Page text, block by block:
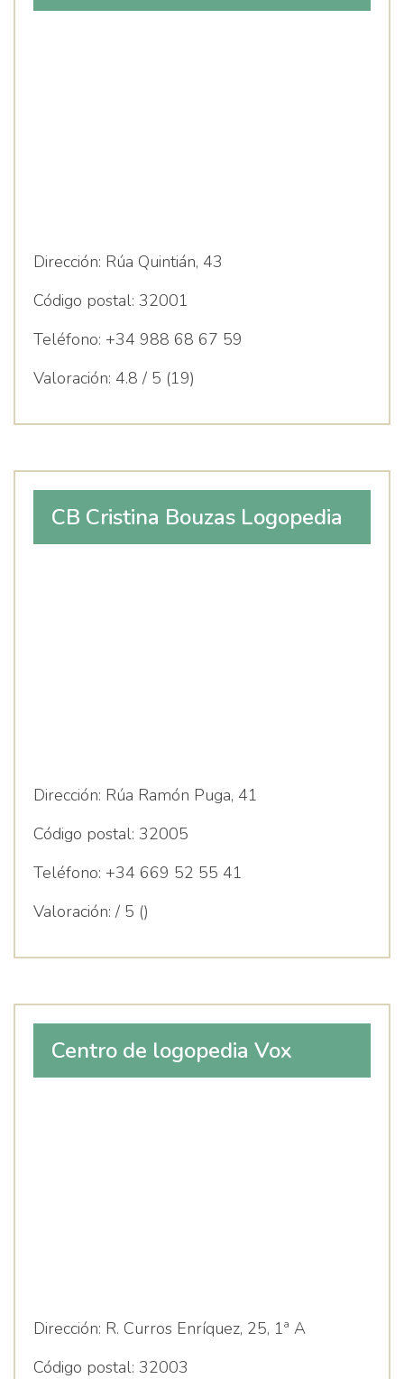
Dirección: Rúa Quintián, 43
Código postal: 32001
Teléfono: +34 988 68 67 59
Valoración: 4.8 / 5 (19)
CB Cristina Bouzas Logopedia
Dirección: Rúa Ramón Puga, 41
Código postal: 32005
Teléfono: +34 669 52 55 41
Valoración: / 5 ()
Centro de logopedia Vox
Dirección: R. Curros Enríquez, 25, 1ª A
Código postal: 32003